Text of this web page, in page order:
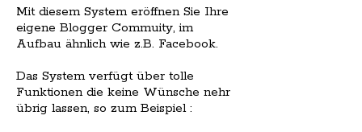
Mit diesem System eröffnen Sie Ihre
eigene Blogger Commuity, im
Aufbau ähnlich wie z.B. Facebook.
Das System verfügt über tolle
Funktionen die keine Wünsche nehr
übrig lassen, so zum Beispiel :